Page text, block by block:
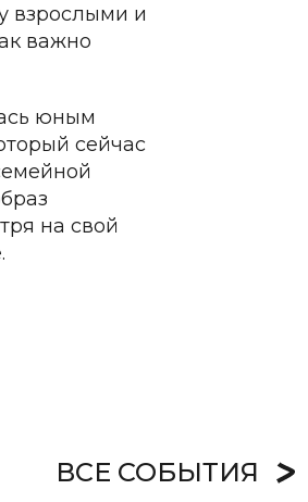
взрослыми и
важно
юным
сейчас
на свой
ВСЕ СОБЫТИЯ